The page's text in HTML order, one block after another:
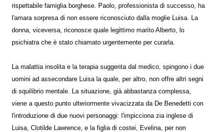
rispettabile famiglia borghese. Paolo, professionista di successo, ha
l'amara sorpresa di non essere riconosciuto dalla moglie Luisa. La
donna, viceversa, riconosce quale legittimo marito Alberto, lo
psichiatra che è stato chiamato urgentemente per curarla.
La malattia insolita e la terapia suggerita dal medico, spingono i due
uomini ad assecondare Luisa la quale, per altro, non offre altri segni
di squilibrio mentale. La situazione, già abbastanza complessa,
viene a questo punto ulteriormente vivacizzata da De Benedetti con
l'introduzione di due nuovi personaggi: l'impicciona zia inglese di
Luisa, Clotilde Lawrence, e la figlia di costei, Evelina, per non